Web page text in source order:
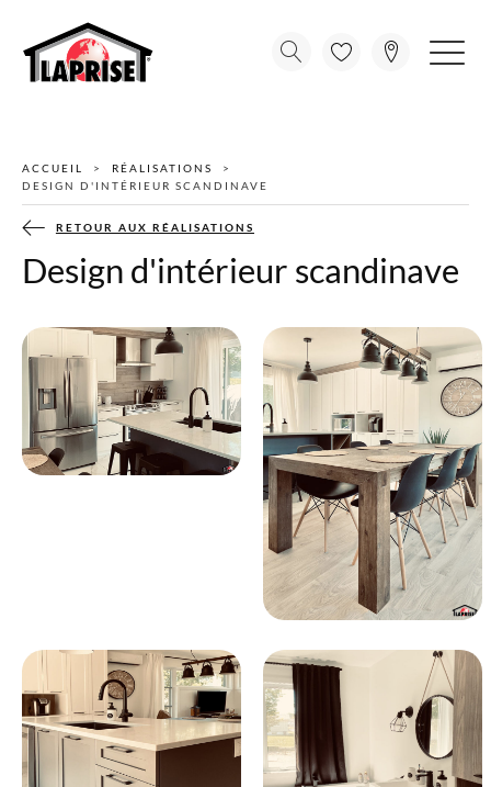
ACCUEIL
RÉALISATIONS
DESIGN D'INTÉRIEUR SCANDINAVE
RETOUR AUX RÉALISATIONS
Design d'intérieur scandinave